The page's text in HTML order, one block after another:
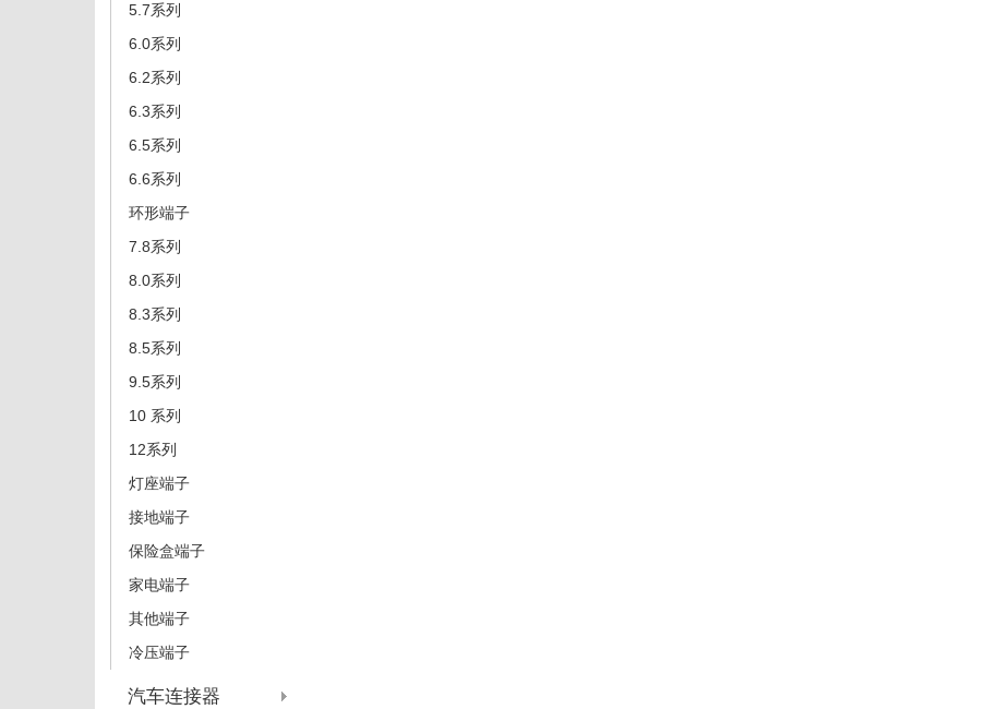
5.7系列
6.0系列
6.2系列
6.3系列
6.5系列
6.6系列
环形端子
7.8系列
8.0系列
8.3系列
8.5系列
9.5系列
10 系列
12系列
灯座端子
接地端子
保险盒端子
家电端子
其他端子
冷压端子
汽车连接器